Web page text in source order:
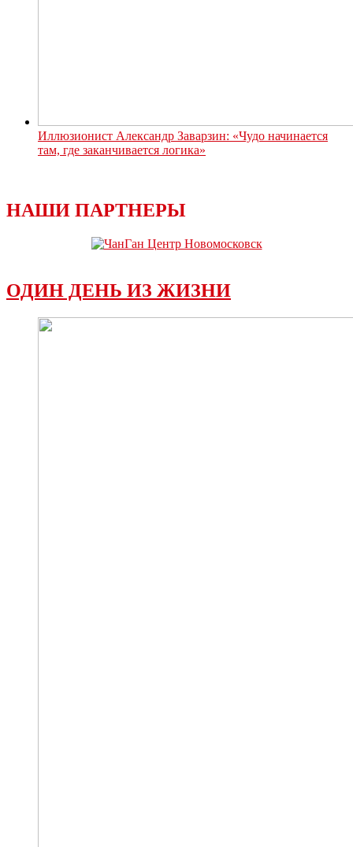
Иллюзионист Александр Заварзин: «Чудо начинается
там, где заканчивается логика»
НАШИ ПАРТНЕРЫ
ОДИН ДЕНЬ ИЗ ЖИЗНИ